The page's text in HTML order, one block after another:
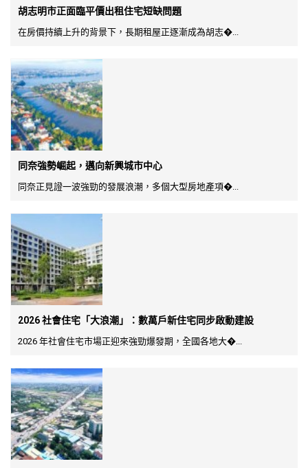
胡志明市正面臨平價出租住宅短缺問題
在房價持續上升的背景下，長期租屋正逐漸成為胡志�...
同奈強勢崛起，邁向新興城市中心
同奈正見證一波強勁的發展浪潮，多個大型房地產項�...
2026 社會住宅「大浪潮」：數萬戶新住宅同步啟動建設
2026 年社會住宅市場正迎來強勁爆發期，全國各地大�...